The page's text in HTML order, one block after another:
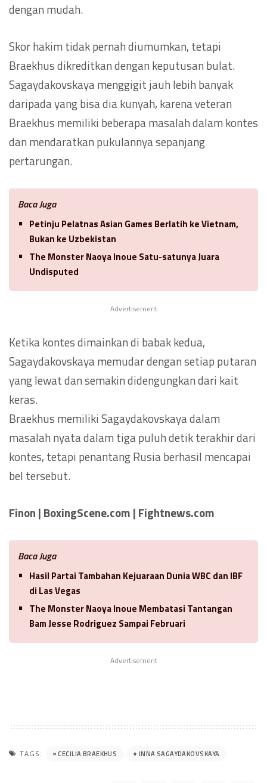
dengan mudah.
Skor hakim tidak pernah diumumkan, tetapi
Braekhus dikreditkan dengan keputusan bulat.
Sagaydakovskaya menggigit jauh lebih banyak
daripada yang bisa dia kunyah, karena veteran
Braekhus memiliki beberapa masalah dalam kontes
dan mendaratkan pukulannya sepanjang
pertarungan.
Baca Juga
Petinju Pelatnas Asian Games Berlatih ke Vietnam,
Bukan ke Uzbekistan
The Monster Naoya Inoue Satu-satunya Juara
Undisputed
Advertisement
Ketika kontes dimainkan di babak kedua,
Sagaydakovskaya memudar dengan setiap putaran
yang lewat dan semakin didengungkan dari kait
keras.
Braekhus memiliki Sagaydakovskaya dalam
masalah nyata dalam tiga puluh detik terakhir dari
kontes, tetapi penantang Rusia berhasil mencapai
bel tersebut.
Finon | BoxingScene.com | Fightnews.com
Baca Juga
Hasil Partai Tambahan Kejuaraan Dunia WBC dan IBF
di Las Vegas
The Monster Naoya Inoue Membatasi Tantangan
Bam Jesse Rodriguez Sampai Februari
Advertisement
TAGS: CECILIA BRAEKHUS INNA SAGAYDAKOVSKAYA